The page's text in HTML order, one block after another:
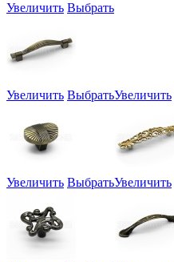
Увеличить Выбрать
Увеличить ВыбратьУвеличить
Увеличить ВыбратьУвеличить